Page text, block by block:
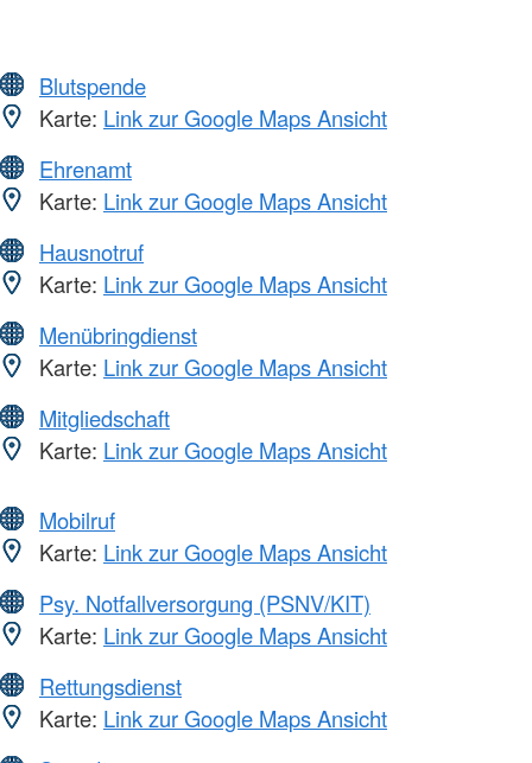
Blutspende
Karte: Link zur Google Maps Ansicht
Ehrenamt
Karte: Link zur Google Maps Ansicht
Hausnotruf
Karte: Link zur Google Maps Ansicht
Menübringdienst
Karte: Link zur Google Maps Ansicht
Mitgliedschaft
Karte: Link zur Google Maps Ansicht
Mobilruf
Karte: Link zur Google Maps Ansicht
Psy. Notfallversorgung (PSNV/KIT)
Karte: Link zur Google Maps Ansicht
Rettungsdienst
Karte: Link zur Google Maps Ansicht